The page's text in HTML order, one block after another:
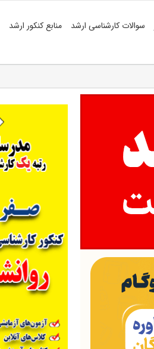
سوالات کارشناسی ارشد منابع کنکور ارشد